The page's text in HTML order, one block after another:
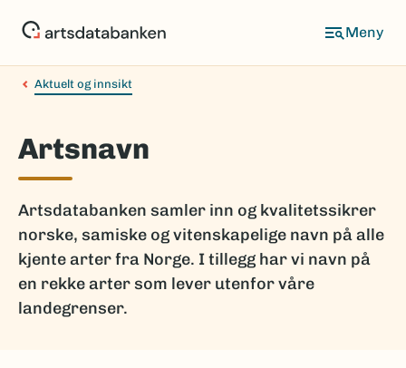
Aktuelt og innsikt
Artsnavn
Artsdatabanken samler inn og kvalitetssikrer
norske, samiske og vitenskapelige navn på alle
kjente arter fra Norge. I tillegg har vi navn på
en rekke arter som lever utenfor våre
landegrenser.